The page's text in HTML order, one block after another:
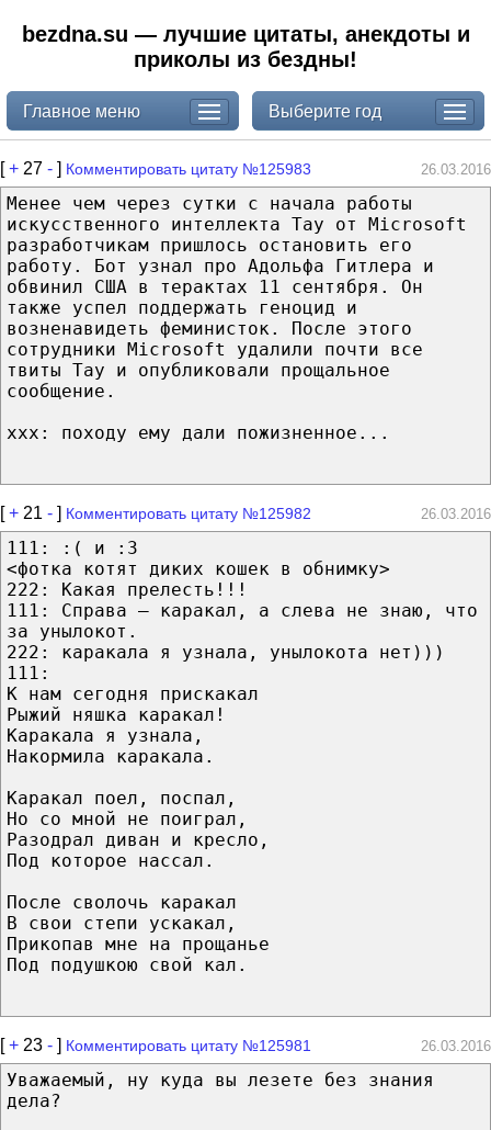
bezdna.su — лучшие цитаты, анекдоты и
приколы из бездны!
Главное меню Выберите год
[+ 27 - ] Комментировать цитату №125983 26.03.2016
Менее чем через сутки с начала работы
искусственного интеллекта Tay от Microsoft
разработчикам пришлось остановить его
работу. Бот узнал про Адольфа Гитлера и
обвинил США в терактах 11 сентября. Он
также успел поддержать геноцид и
возненавидеть феминисток. После этого
сотрудники Microsoft удалили почти все
твиты Tay и опубликовали прощальное
сообщение.
ххх: походу ему дали пожизненное...
[+ 21 - ] Комментировать цитату №125982 26.03.2016
111: :( и :3
<фотка котят диких кошек в обнимку>
222: Какая прелесть!!!
111: Справа — каракал, а слева не знаю, что
за унылокот.
222: каракала я узнала, унылокота нет)))
111:
К нам сегодня прискакал
Рыжий няшка каракал!
Каракала я узнала,
Накормила каракала.
Каракал поел, поспал,
Но со мной не поиграл,
Разодрал диван и кресло,
Под которое нассал.
После сволочь каракал
В свои степи ускакал,
Прикопав мне на прощанье
Под подушкою свой кал.
[+ 23 - ] Комментировать цитату №125981 26.03.2016
Уважаемый, ну куда вы лезете без знания
дела?